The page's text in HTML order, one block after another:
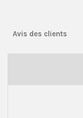
Avis des clients